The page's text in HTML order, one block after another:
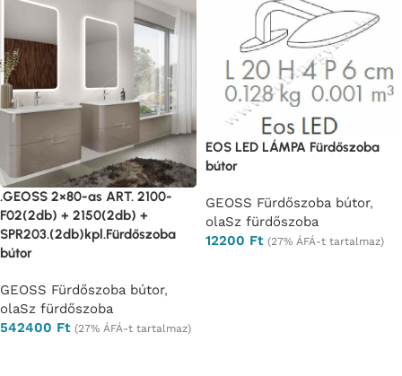
.GEOSS 2×80-as ART. 2100-
F02(2db) + 2150(2db) +
SPR203.(2db)kpl.Fürdőszoba
bútor
GEOSS Fürdőszoba bútor,
olaSz fürdőszoba
542400 Ft (27% ÁFÁ-t tartalmaz)
EOS LED LÁMPA Fürdőszoba
bútor
GEOSS Fürdőszoba bútor,
olaSz fürdőszoba
12200 Ft (27% ÁFÁ-t tartalmaz)